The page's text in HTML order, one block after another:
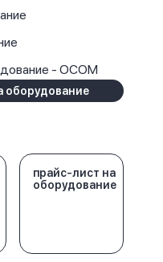
- OCOM
оборудование
прайс-лист на
оборудование